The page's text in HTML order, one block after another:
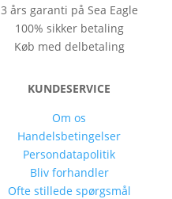
3 års garanti på Sea Eagle
100% sikker betaling
Køb med delbetaling
KUNDESERVICE
Om os
Handelsbetingelser
Persondatapolitik
Bliv forhandler
Ofte stillede spørgsmål